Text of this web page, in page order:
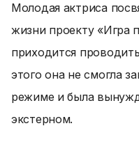
Молодая актриса
жизни проекту «Игра
приходится
этого она не смогла
режиме и была
экстерном.